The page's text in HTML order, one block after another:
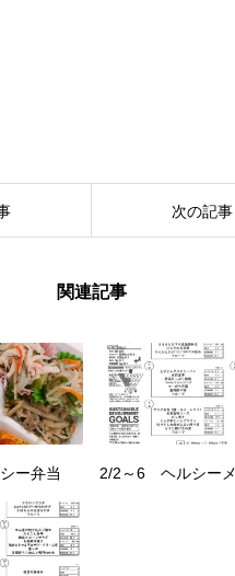
次の記事
関連記事
ー弁当 2/2～6 ヘルシー